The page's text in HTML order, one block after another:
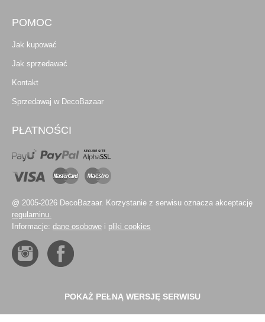
POMOC
Jak kupować
Jak sprzedawać
Kontakt
Sprzedawaj w DecoBazaar
PŁATNOŚCI
@ 2005-2026 DecoBazaar. Korzystanie z serwisu oznacza akceptację
regulaminu.
Informacje: dane osobowe i pliki cookies
POKAŻ PEŁNĄ WERSJĘ SERWISU